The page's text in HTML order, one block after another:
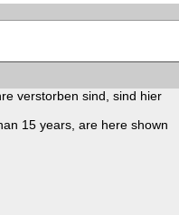
verstorben sind, sind hier
15 years, are here shown